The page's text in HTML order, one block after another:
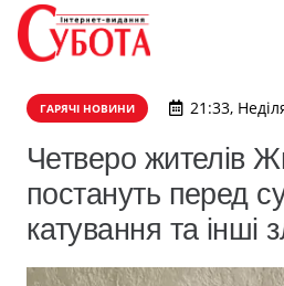
ГАРЯЧІ НОВИНИ 21:33,
Четверо жителів
постануть перед
катування та інші